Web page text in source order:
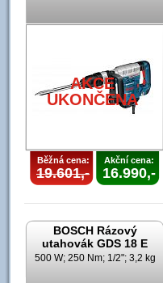
AKCE
UKONČENA
Běžná cena:
19.601,-
Akční cena:
16.990,-
BOSCH Rázový
utahovák GDS 18 E
500 W; 250 Nm; 1/2"; 3,2 kg